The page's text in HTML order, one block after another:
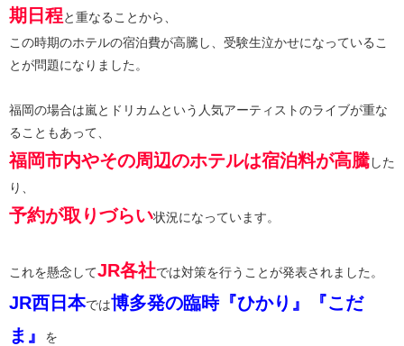
期日程と重なることから、
この時期のホテルの宿泊費が高騰し、受験生泣かせになっているこ
とが問題になりました。
福岡の場合は嵐とドリカムという人気アーティストのライブが重な
ることもあって、
福岡市内やその周辺のホテルは宿泊料が高騰した
り、
予約が取りづらい状況になっています。
これを懸念してJR各社では対策を行うことが発表されました。
JR西日本では博多発の臨時『ひかり』『こだ
ま』
を